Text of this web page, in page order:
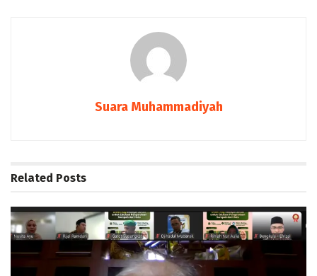
Suara Muhammadiyah
Related Posts